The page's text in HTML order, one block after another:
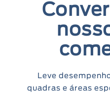
Leve
quadras e áreas